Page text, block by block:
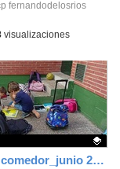
fernandodelosrios
visualizaciones
Actividades comedor_junio 2026_tardes_CEIP FDLR_Las Rozas